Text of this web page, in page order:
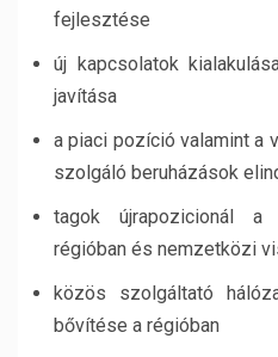
fejlesztése
új kapcsolatok
javítása
a piaci pozíció valamint a
szolgáló beruházások
tagok újrapozicionál
régióban és nemzetközi
közös szolgáltató
bővítése a régióban